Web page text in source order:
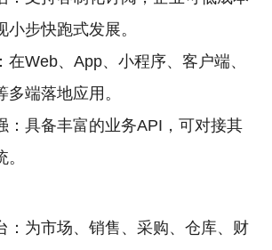
小步快跑式发展。
在Web、App、小程序、客户端、
多端落地应用。
：具备丰富的业务API，可对接其
：为市场、销售、采购、仓库、财